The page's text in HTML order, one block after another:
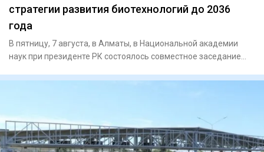
стратегии развития биотехнологий до 2036
года
В пятницу, 7 августа, в Алматы, в Национальной академии
наук при президенте РК состоялось совместное заседание